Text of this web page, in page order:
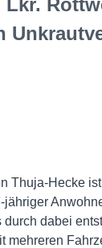
Lkr.
Thuja-Hecke
dabei
mehreren